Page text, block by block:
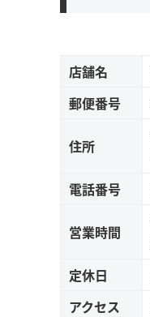
店舗名
郵便番号
住所
電話番号
営業時間
定休日
アクセス